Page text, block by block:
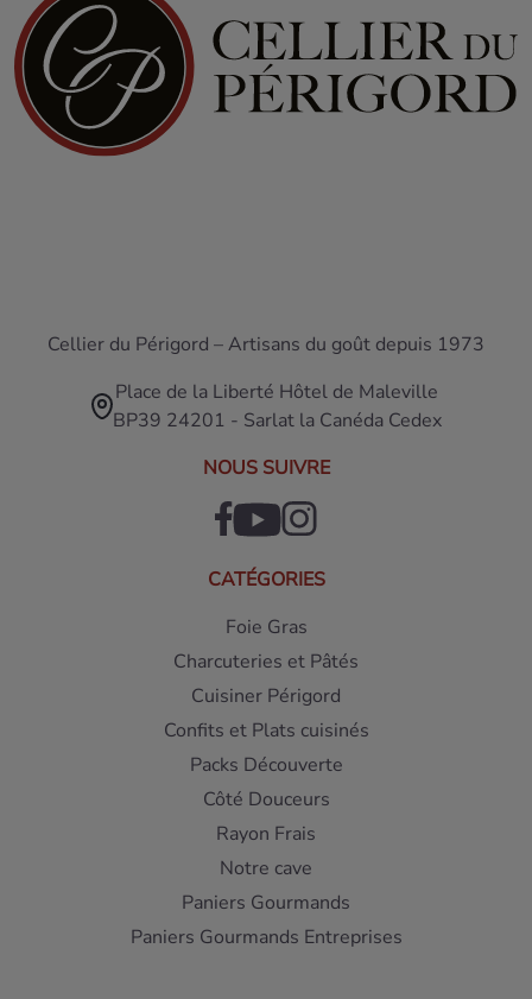
Cellier du Périgord – Artisans du goût depuis 1973
Place de la Liberté Hôtel de Maleville
BP39 24201 - Sarlat la Canéda Cedex
NOUS SUIVRE
CATÉGORIES
Foie Gras
Charcuteries et Pâtés
Cuisiner Périgord
Confits et Plats cuisinés
Packs Découverte
Côté Douceurs
Rayon Frais
Notre cave
Paniers Gourmands
Paniers Gourmands Entreprises